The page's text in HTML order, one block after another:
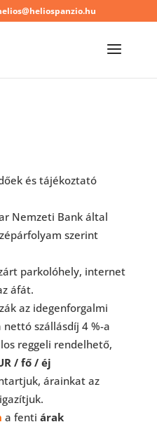
és tájékoztató
Nemzeti Bank által
szerint
parkolóhely, internet
áfát.
az idegenforgalmi
szállásdíj 4 %-a
reggeli rendelhető,
/ fő / éj
árainkat az
a fenti árak